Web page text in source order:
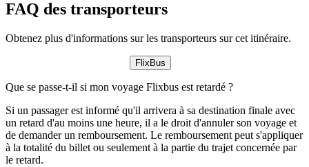
FAQ des transporteurs
Obtenez plus d'informations sur les transporteurs sur cet itinéraire.
FlixBus
Que se passe-t-il si mon voyage Flixbus est retardé ?
Si un passager est informé qu'il arrivera à sa destination finale avec
un retard d'au moins une heure, il a le droit d'annuler son voyage et
de demander un remboursement. Le remboursement peut s'appliquer
à la totalité du billet ou seulement à la partie du trajet concernée par
le retard.